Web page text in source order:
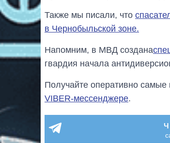
Также мы писали, что
в Чернобыльской зоне.
Напомним, в МВД создана
гвардия начала
Получайте оперативно
VIBER-мессенджере.